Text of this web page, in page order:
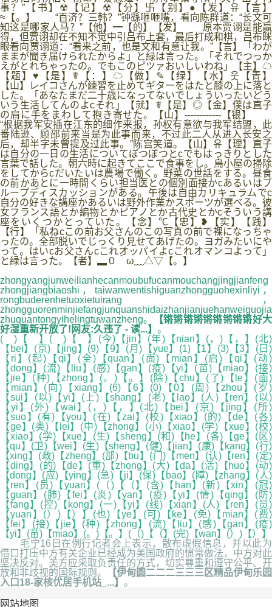
事？”【书】☢【记】☢【分】卐【别】●【发】유【言】
≈【。】 “百济？三韩？”钟繇咂咂嘴，看向陈群道：“长文可
知这是哪家人马？”【他】━【的】【发】 原本贾诩是能赢
得，但贾诩却在不知不觉中引吕布上套，最后打成和棋，吕布眯
眼看向贾诩道：“看来之前，也是文和有意让我。”【言】「わが
ままが聞き届けられたからよ」と緑は言った。「それでつっか
えがとれちゃったの。でもこのピツァおいしいわね」【主】☁
【题】♥【是】☤【：】☁【做】✎【绿】【水】웃【青】
【山】レイコさんが練習を止めてギターをはたと膝の上に落と
した。「あなたまだ二十歳になってないでしょういったいどう
いう生活してんのよcそれ」【就】☤【是】◎【金】僕は直子
の肩に手をまわして抱き寄せた。【山】------------【银】
“根据我军安插在江东的细作来报，孙权有意欲与我军结盟，此
番陆逊、顾邵前来当是为此事而来，不过此二人从进入长安之
后，却半字未曾提及过此事。”陈宫笑道。【山】유【理】直子
は自分の一日の生活についてぼつぼつとcでもはっきりとした
言葉で話した。朝六時に起きてここで食事をし。鳥小屋の掃除
をしてからcだいたいは農場で働く。野菜の世話をする。昼食
の前かあとに一時間くらい担当医との個別面接かcあるいはブ
ループディスカッションがある。午後は自由カリキュラムでc
自分の好きな講座かあるいは野外作業かスポーツが選べる。彼
女フランス語とか編物とかピアノとか古代史とかcそういう講
座をいくつかとっていた。【念】℃【忠】❥【实】【践】
【行】「私ねcこの前お父さんのこの写真の前で裸になっちゃ
ったの。全部脱いでじっくり見せてあげたの。ヨガみたいにや
って。はいcお父さんcこれオッパイよcこれオマンコよって」
と緑は言った。【者】▂０＾ω﹏△▽【。】
zhongyangjunweilianhecanmoubufucanmouchangjingjianfeng
zhongjiangbiaoshi，taiwanwentishiguanzhongguohexinliyi，
rongbuderenhetuoxietuirang，
zhongguorenminjiefangjunquanshidaizhanjianjuehanweiguojia
zhuquantongyihelingtuwanzheng。
【锵锵锵锵锵锵锵锵锵好大
好湿重新开放了!网友:久违了 - 读...】 。
( )【 】( )【 】(今)【jin】(年)【nian】(，)【，】(北)
【bei】(京)【jing】(9)【9】(月)【yue】(1)【1】(3)【3】(日)
【ri】(起)【qi】(全)【quan】(面)【mian】(启)【qi】(动)
【dong】(流)【liu】(感)【gan】(疫)【yi】(苗)【miao】(接)
【jie】(种)【zhong】(。)【。】(除)【chu】(了)【le】(面)
【mian】(向)【xiang】(6)【6】(0)【0】(周)【zhou】(岁)
【sui】(以)【yi】(上)【shang】(老)【lao】(人)【ren】(以)
【yi】(外)【wai】(，)【，】(北)【bei】(京)【jing】(所)
【suo】(有)【you】(在)【zai】(校)【xiao】(的)【de】(各)
【ge】(类)【lei】(中)【zhong】(小)【xiao】(学)【xue】(校)
【xiao】(学)【xue】(生)【sheng】(和)【he】(各)【ge】(区)
【qu】(卫)【wei】(生)【sheng】(健)【jian】(康)【kang】(行)
【xing】(政)【zheng】(部)【bu】(门)【men】(认)【ren】(定)
【ding】(的)【de】(重)【zhong】(大)【da】(活)【huo】(动)
【dong】(应)【ying】(急)【ji】(保)【bao】(障)【zhang】(人)
【ren】(员)【yuan】(（)【（】(含)【han】(新)【xin】(冠)
【guan】(肺)【fei】(炎)【yan】(疫)【yi】(情)【qing】(防)
【fang】(控)【kong】(一)【yi】(线)【xian】(人)【ren】(员)
【yuan】(）)【）】(也)【ye】(可)【ke】(免)【mian】(费)
【fei】(接)【jie】(种)【zhong】(流)【liu】(感)【gan】(疫)
【yi】(苗)【miao】(。)【。】(（)【（】(完)【wan】(）)【）】
毛宁16日在例行记者会上表示，散布虚假信息，并以此为
借口打压中方有关企业已经成为美国政府的惯常做法，中方对此
坚决反对。美方应采取负责任的方式，切实尊重和遵守公平、开
放和非歧视的国际规则。
【伊甸圆二二二三三三区精品伊甸乐园
入口18-家核优居手机站_...】 。
网站地图